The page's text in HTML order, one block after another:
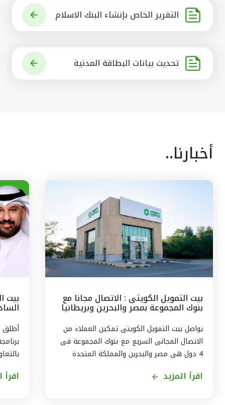
التقرير الخاص بإنشاء البنك الاسلام
تحديث بيانات البطاقة المدنية
أخبارنا..
بيت التمويل الكويتى : الاتصال مجانا مع
بنوك المجموعة بمصر والبحرين وبريطانيا
وتركيا
يواصل بيت التمويل الكويتى تمكين العملاء من
الاتصال المجانى السريع مع بنوك المجموعة فى
4 دول هى مصر والبحرين والمملكة المتحدة
اقرأ المزيد
بيت
أطلق
اقرأ